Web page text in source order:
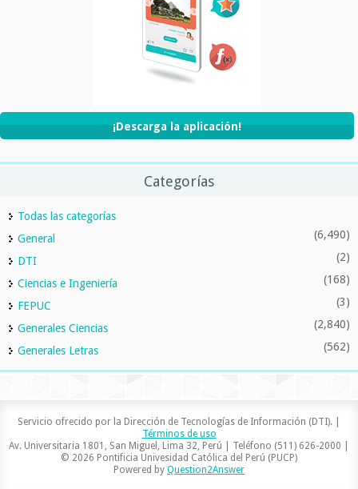
¡Descarga la aplicación!
Categorías
Todas las categorías
General
(6,490)
DTI (2)
Ciencias e Ingeniería (168)
FEPUC (3)
Generales Ciencias (2,840)
Generales Letras (562)
Servicio ofrecido por la Dirección de Tecnologías de Información (DTI). |
Términos de uso
Av. Universitaria 1801, San Miguel, Lima 32, Perú | Teléfono (511) 626-2000 |
© 2026 Pontificia Univesidad Católica del Perú (PUCP)
Powered by Question2Answer